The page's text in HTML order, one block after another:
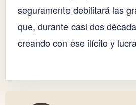
seguramente debilitará las
que, durante casi dos
creando con ese ilícito y